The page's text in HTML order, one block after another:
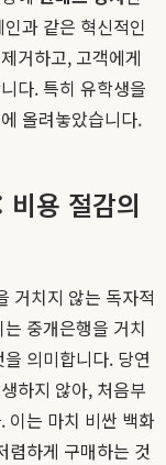
과 같은 혁신적인
거하고, 고객에게
다. 특히 유학생을
올려놓았습니다.
용 절감의
거치지 않는 독자적
중개은행을 거치
의미합니다. 당연
하지 않아, 처음부
이는 마치 비싼 백화
렴하게 구매하는 것